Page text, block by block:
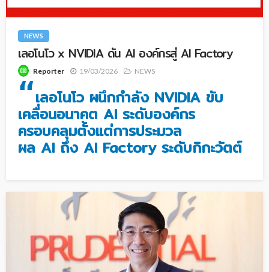
NEWS
เลอโนโว x NVIDIA ดัน AI องค์กรสู่ AI Factory
Reporter 19/03/2026 NEWS
“เลอโนโว ผนึกกำลัง NVIDIA ขับ
เคลื่อนอนาคต AI ระดับองค์กร
ครอบคลุมตั้งแต่การประมวล
ผล AI ถึง AI Factory ระดับกิกะวัตต์